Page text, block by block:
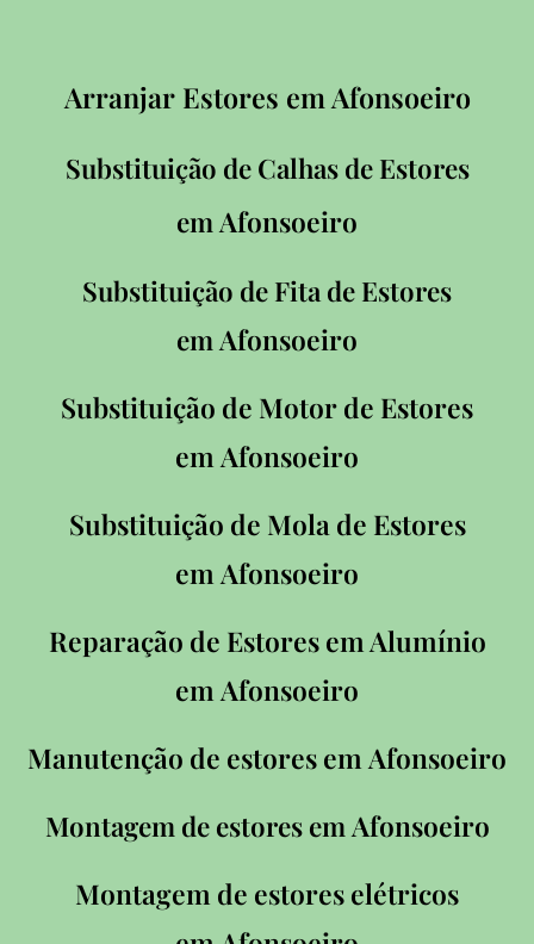
Arranjar Estores em Afonsoeiro
Substituição de Calhas de Estores
emAfonsoeiro
Substituição de Fita de Estores
emAfonsoeiro
Substituição de Motor de Estores
emAfonsoeiro
Substituição de Mola de Estores
emAfonsoeiro
Reparação de Estores em Alumínio
emAfonsoeiro
Manutenção de estores emAfonsoeiro
Montagem de estores emAfonsoeiro
Montagem de estores elétricos